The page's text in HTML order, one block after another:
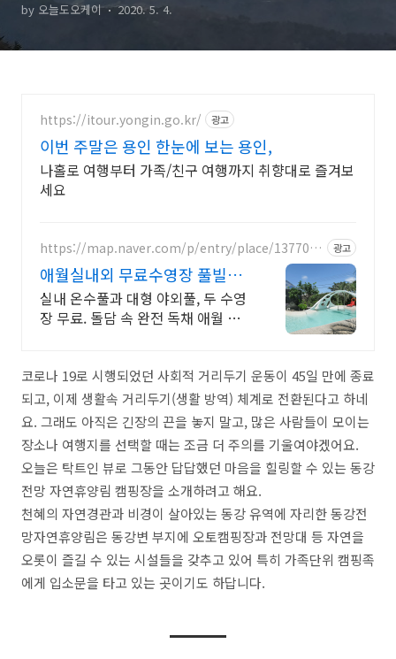
by 오늘도오케이 2020. 5. 4.
https://itour.yongin.go.kr/ 광고
이번 주말은 용인 한눈에 보는 용인,
나홀로 여행부터 가족/친구 여행까지 취향대로 즐겨보
세요
https://map.naver.com/p/entry/place/1377088
광고
애월실내외 무료수영장 풀빌라
반려견 동반 이국적 감성숙소
실내 온수풀과 대형 야외풀, 두 수영
장 무료. 돌담 속 완전 독채 애월 풀
티까지 즐겨요.
코로나 19로 시행되었던 사회적 거리두기 운동이 45일 만에 종료
되고, 이제 생활속 거리두기(생활 방역) 체계로 전환된다고 하네
요. 그래도 아직은 긴장의 끈을 놓지 말고, 많은 사람들이 모이는
장소나 여행지를 선택할 때는 조금 더 주의를 기울여야겠어요.
오늘은 탁트인 뷰로 그동안 답답했던 마음을 힐링할 수 있는 동강
전망 자연휴양림 캠핑장을 소개하려고 해요.
천혜의 자연경관과 비경이 살아있는 동강 유역에 자리한 동강전
망자연휴양림은 동강변 부지에 오토캠핑장과 전망대 등 자연을
오롯이 즐길 수 있는 시설들을 갖추고 있어 특히 가족단위 캠핑족
에게 입소문을 타고 있는 곳이기도 하답니다.